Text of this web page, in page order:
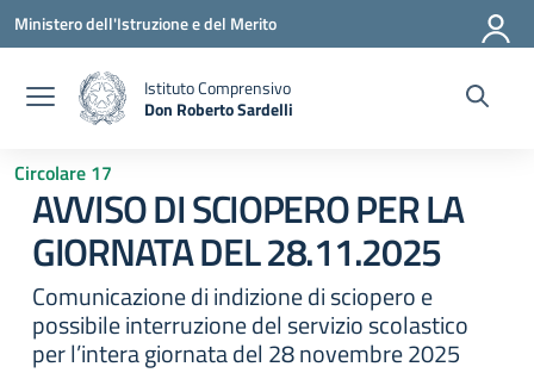
Vai ai contenuti
Vai al menu di navigazione
Vai al footer
Ministero dell'Istruzione e del Merito
Istituto Comprensivo
Don Roberto Sardelli
Circolare 17
AVVISO DI SCIOPERO PER LA
GIORNATA DEL 28.11.2025
Comunicazione di indizione di sciopero e
possibile interruzione del servizio scolastico
per l’intera giornata del 28 novembre 2025